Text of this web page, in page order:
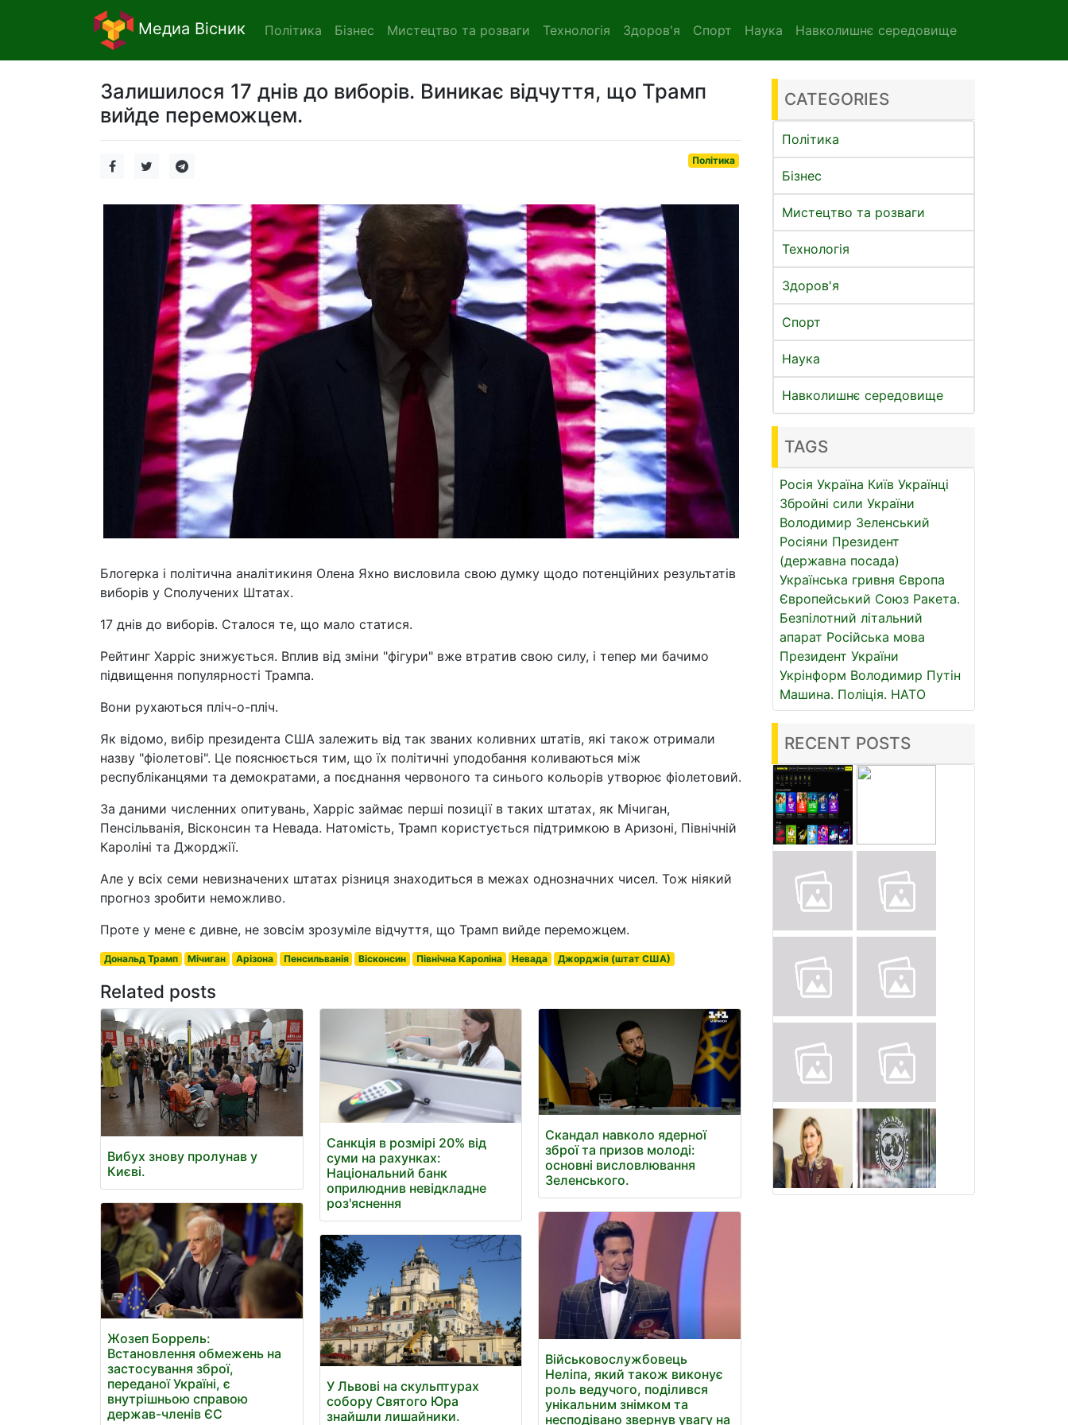
Медиа Вісник Політика Бізнес Мистецтво та розваги Технологія Здоров'я Спорт Наука Навколишнє середовище
Залишилося 17 днів до виборів. Виникає відчуття, що Трамп
вийде переможцем.
Політика
Блогерка і політична аналітикиня Олена Яхно висловила свою думку щодо потенційних результатів
виборів у Сполучених Штатах.
17 днів до виборів. Сталося те, що мало статися.
Рейтинг Харріс знижується. Вплив від зміни "фігури" вже втратив свою силу, і тепер ми бачимо
підвищення популярності Трампа.
Вони рухаються пліч-о-пліч.
Як відомо, вибір президента США залежить від так званих коливних штатів, які також отримали
назву "фіолетові". Це пояснюється тим, що їх політичні уподобання коливаються між
республіканцями та демократами, а поєднання червоного та синього кольорів утворює фіолетовий.
За даними численних опитувань, Харріс займає перші позиції в таких штатах, як Мічиган,
Пенсільванія, Вісконсин та Невада. Натомість, Трамп користується підтримкою в Аризоні, Північній
Кароліні та Джорджії.
Але у всіх семи невизначених штатах різниця знаходиться в межах однозначних чисел. Тож ніякий
прогноз зробити неможливо.
Проте у мене є дивне, не зовсім зрозуміле відчуття, що Трамп вийде переможцем.
Дональд Трамп Мічиган Арізона Пенсильванія Вісконсин Північна Кароліна Невада Джорджія (штат США)
Related posts
Вибух знову пролунав у
Києві.
Жозеп Боррель:
Встановлення обмежень на
застосування зброї,
переданої Україні, є
внутрішньою справою
держав-членів ЄС
Санкція в розмірі 20% від
суми на рахунках:
Національний банк
оприлюднив невідкладне
роз'яснення
У Львові на скульптурах
собору Святого Юра
знайшли лишайники.
Скандал навколо ядерної
зброї та призов молоді:
основні висловлювання
Зеленського.
Військовослужбовець
Неліпа, який також виконує
роль ведучого, поділився
унікальним знімком та
несподівано звернув увагу на
CATEGORIES
Політика
Бізнес
Мистецтво та розваги
Технологія
Здоров'я
Спорт
Наука
Навколишнє середовище
TAGS
Росія Україна Київ Українці
Збройні сили України
Володимир Зеленський
Росіяни Президент
(державна посада)
Українська гривня Європа
Європейський Союз Ракета.
Безпілотний літальний
апарат Російська мова
Президент України
Укрінформ Володимир Путін
Машина. Поліція. НАТО
RECENT POSTS